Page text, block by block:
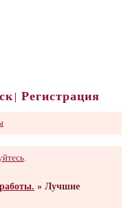
Регистрация
»Лучшие